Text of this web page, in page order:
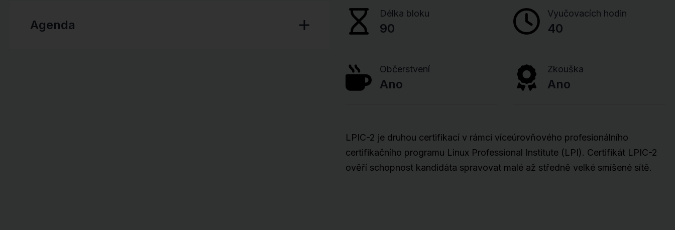
Agenda
Délka bloku
90
Vyučovacích hodin
40
Občerstvení
Ano
Zkouška
Ano
LPIC-2 je druhou certifikací v rámci víceúrovňového profesionálního
certifikačního programu Linux Professional Institute (LPI). Certifikát LPIC-2
ověří schopnost kandidáta spravovat malé až středně velké smíšené sítě.